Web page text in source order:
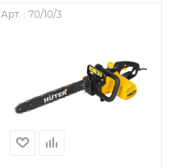
Арт. : 70/10/3